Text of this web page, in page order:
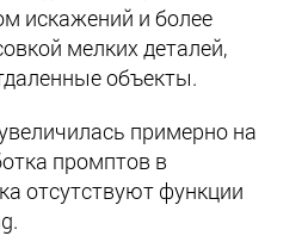
искажений и более
мелких деталей,
объекты.
примерно на
промптов в
отсутствуют функции